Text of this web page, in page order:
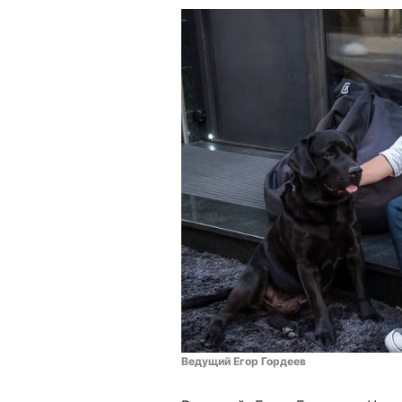
Ведущий Егор Гордеев